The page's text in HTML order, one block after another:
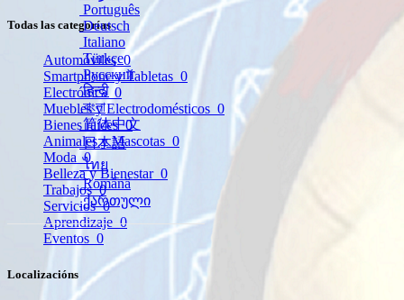
Português
Deutsch
Italiano
Türkçe
Русский
हिन्दी
বাংলা
简体中文
日本語
ไทย
Română
ქართული
Todas las categorías
Automóviles0
Smartphone y Tabletas 0
Electrónica 0
Muebles y Electrodomésticos 0
Bienes raíces0
Animales y Mascotas 0
Moda 0
Belleza y Bienestar 0
Trabajos0
Servicios0
Aprendizaje 0
Eventos 0
Localizacións